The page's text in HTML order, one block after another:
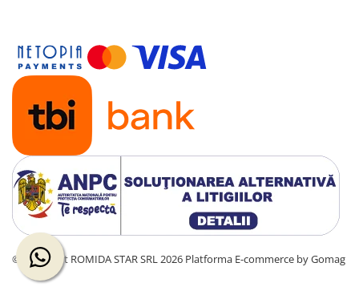
©Copyright ROMIDA STAR SRL 2026 Platforma E-commerce by Gomag